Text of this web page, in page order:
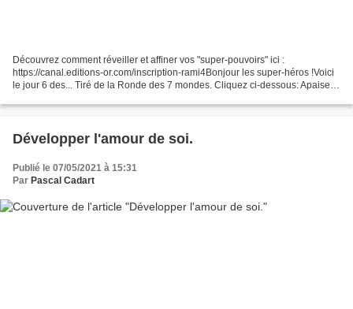
Découvrez comment réveiller et affiner vos "super-pouvoirs" ici :
https://canal.editions-or.com/inscription-rami4Bonjour les super-héros !Voici
le jour 6 des... Tiré de la Ronde des 7 mondes. Cliquez ci-dessous: Apaisez
Développer l'amour de soi.
Publié le 07/05/2021 à 15:31
Par Pascal Cadart